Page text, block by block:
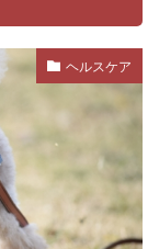
ク
イミング
イエット
・ノミ
ゼ
ヘルスケア